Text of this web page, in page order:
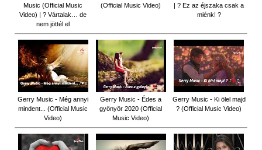
Music (Official Music
Video) | ? Vártalak… de
nem jöttél el
(Official Music Video)
| ? Ez az éjszaka csak a
miénk! ?
Gerry Music - Még annyi
mindent... (Official Music
Video)
Gerry Music - Édes a
gyönyör 2020 (Official
Music Video)
Gerry Music - Ki ölel majd
? (Official Music Video)